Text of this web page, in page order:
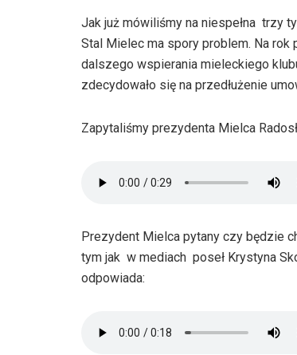
Jak już mówiliśmy na niespełna trzy
Stal Mielec ma spory problem. Na
dalszego wspierania mieleckiego
zdecydowało się na przedłużenie
Zapytaliśmy prezydenta Mielca
Prezydent Mielca pytany czy będzie
tym jak w mediach poseł Krystyna
odpowiada: